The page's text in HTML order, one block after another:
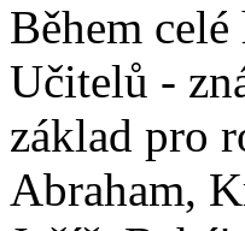
Během
Učitelů -
základ pro
Abraham,